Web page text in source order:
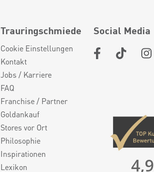
Trauringschmiede
Cookie Einstellungen
Kontakt
Jobs / Karriere
FAQ
Franchise / Partner
Goldankauf
Stores vor Ort
Philosophie
Inspirationen
Lexikon
Social Media
4,9